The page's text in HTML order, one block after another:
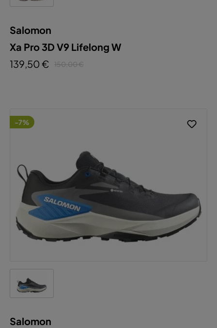
Salomon
Xa Pro 3D V9 Lifelong W
139,50 €
150,00 €
-7%
Salomon